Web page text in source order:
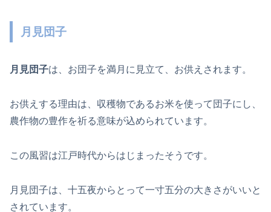
月見団子
月見団子は、お団子を満月に見立て、お供えされます。
お供えする理由は、収穫物であるお米を使って団子にし、
農作物の豊作を祈る意味が込められています。
この風習は江戸時代からはじまったそうです。
月見団子は、十五夜からとって一寸五分の大きさがいいと
されています。